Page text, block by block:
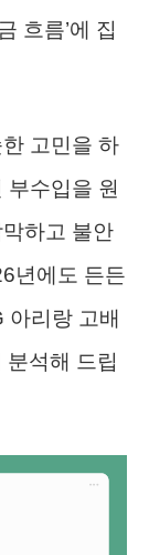
흐름’에 집
고민을 하
부수입을 원
하고 불안
년에도 든든
아리랑 고배
분석해 드립